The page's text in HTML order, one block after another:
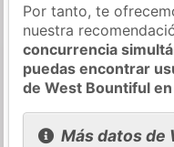
Por tanto, te
nuestra
concurrencia
puedas encontrar
de West Bountiful
Más datos de